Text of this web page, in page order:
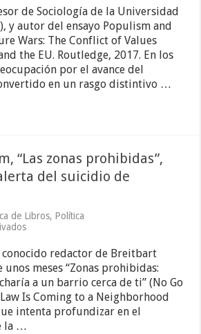
populismo
y
la
guerra
cultural
europea:
el
conflicto
UE
de Sociología de la Universidad
y autor del ensayo Populism and
Wars: The Conflict of Values
the EU. Routledge, 2017. En los
por el avance del
en un rasgo distintivo …
“Las zonas prohibidas”,
del suicidio de
de Libros, Política
en
Kassam,
“Las
zonas
prohibidas”,
una
obra
que
alerta
conocido redactor de Breitbart
unos meses “Zonas prohibidas:
a un barrio cerca de ti” (No Go
Is Coming to a Neighborhood
intenta profundizar en el
la …